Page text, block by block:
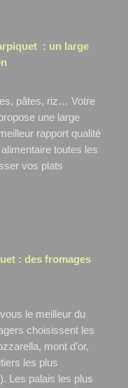
: un large
pâtes, riz… Votre
une large
rapport qualité
toutes les
vos plats
: des fromages
le meilleur du
choisissent les
mont d’or,
les plus
Les palais les plus